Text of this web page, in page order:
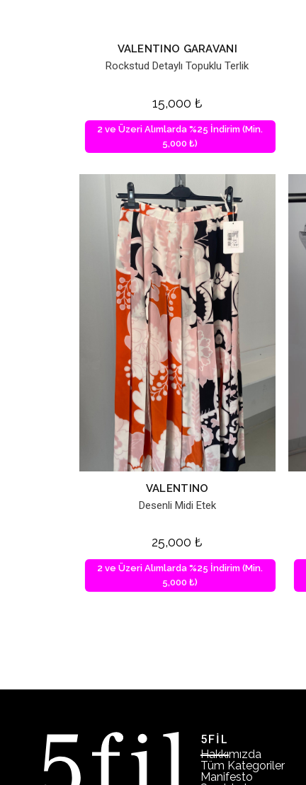
VALENTINO GARAVANI
Rockstud Detaylı Topuklu Terlik
15,000 ₺
2 ve Üzeri Alımlarda %25 İndirim (Min.
5,000 ₺)
VALENTINO
Desenli Midi Etek
25,000₺
2 ve Üzeri Alımlarda %25 İndirim (Min.
5,000 ₺)
5FİL
Hakkımızda
Tüm Kategoriler
Manifesto